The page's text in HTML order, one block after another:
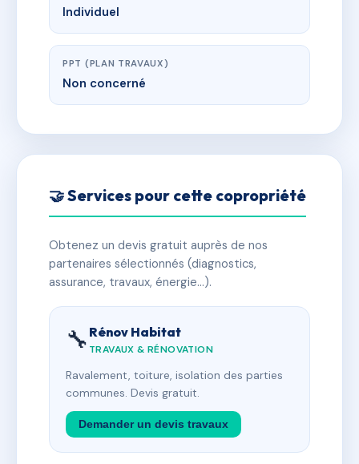
Individuel
PPT (PLAN TRAVAUX)
Non concerné
🤝 Services pour cette copropriété
Obtenez un devis gratuit auprès de nos
partenaires sélectionnés (diagnostics,
assurance, travaux, énergie…).
🔧 Rénov Habitat
TRAVAUX & RÉNOVATION
Ravalement, toiture, isolation des parties
communes. Devis gratuit.
Demander un devis travaux